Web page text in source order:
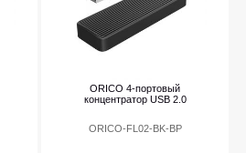
ORICO 4-портовый
концентратор USB 2.0
ORICO-FL02-BK-BP